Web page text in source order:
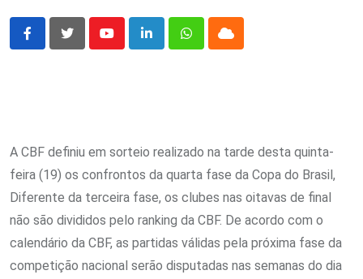
YoutubeLinkedInWhatsappCloud
A CBF definiu em sorteio realizado na tarde desta quinta-
feira (19) os confrontos da quarta fase da Copa do Brasil,
Diferente da terceira fase, os clubes nas oitavas de final
não são divididos pelo ranking da CBF. De acordo com o
calendário da CBF, as partidas válidas pela próxima fase da
competição nacional serão disputadas nas semanas do dia